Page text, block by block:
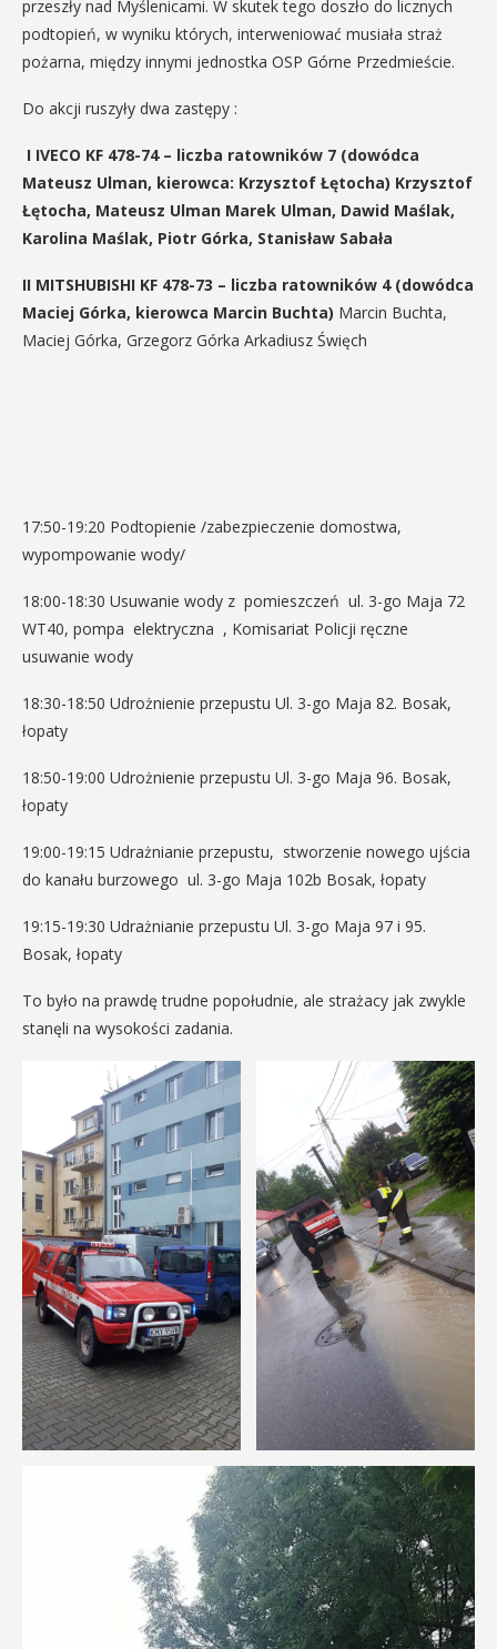
przeszły nad Myślenicami. W skutek tego doszło do licznych
podtopień, w wyniku których, interweniować musiała straż
pożarna, między innymi jednostka OSP Górne Przedmieście.
Do akcji ruszyły dwa zastępy :
I IVECO KF 478-74 – liczba ratowników 7 (dowódca
Mateusz Ulman, kierowca: Krzysztof Łętocha) Krzysztof
Łętocha, Mateusz Ulman Marek Ulman, Dawid Maślak,
Karolina Maślak, Piotr Górka, Stanisław Sabała
II MITSHUBISHI KF 478-73 – liczba ratowników 4 (dowódca
Maciej Górka, kierowca Marcin Buchta) Marcin Buchta,
Maciej Górka, Grzegorz Górka Arkadiusz Święch
17:50-19:20 Podtopienie /zabezpieczenie domostwa,
wypompowanie wody/
18:00-18:30 Usuwanie wody z pomieszczeń ul. 3-go Maja 72
WT40, pompa elektryczna , Komisariat Policji ręczne
usuwanie wody
18:30-18:50 Udrożnienie przepustu Ul. 3-go Maja 82. Bosak,
łopaty
18:50-19:00 Udrożnienie przepustu Ul. 3-go Maja 96. Bosak,
łopaty
19:00-19:15 Udrażnianie przepustu, stworzenie nowego ujścia
do kanału burzowego ul. 3-go Maja 102b Bosak, łopaty
19:15-19:30 Udrażnianie przepustu Ul. 3-go Maja 97 i 95.
Bosak, łopaty
To było na prawdę trudne popołudnie, ale strażacy jak zwykle
stanęli na wysokości zadania.